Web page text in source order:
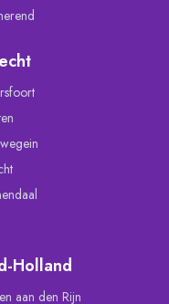
Holland
aan den Rijn